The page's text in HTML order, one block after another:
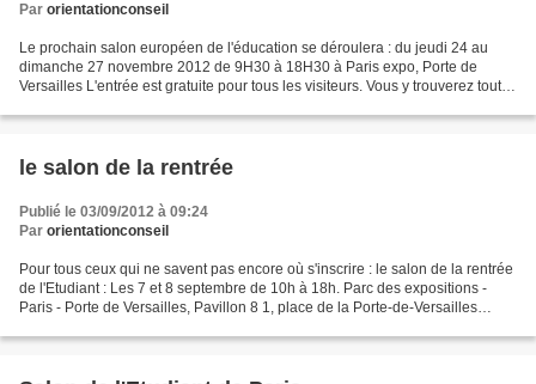
Par orientationconseil
Le prochain salon européen de l'éducation se déroulera : du jeudi 24 au
dimanche 27 novembre 2012 de 9H30 à 18H30 à Paris expo, Porte de
Versailles L'entrée est gratuite pour tous les visiteurs. Vous y trouverez toutes
le salon de la rentrée
Publié le 03/09/2012 à 09:24
Par orientationconseil
Pour tous ceux qui ne savent pas encore où s'inscrire : le salon de la rentrée
de l'Etudiant : Les 7 et 8 septembre de 10h à 18h. Parc des expositions -
Paris - Porte de Versailles, Pavillon 8 1, place de la Porte-de-Versailles